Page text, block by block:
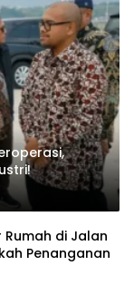
di Jalan
Penanganan